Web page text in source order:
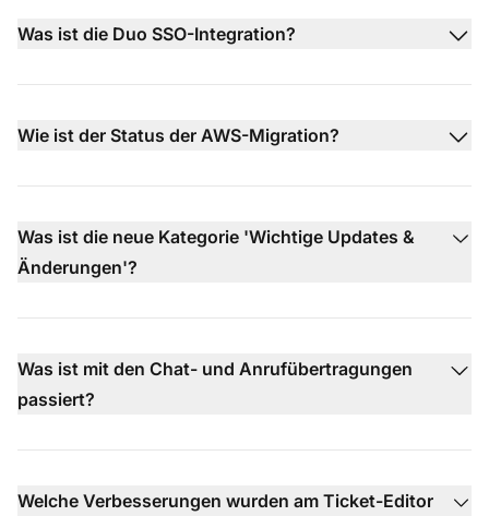
Was ist die Duo SSO-Integration?
Wie ist der Status der AWS-Migration?
Was ist die neue Kategorie 'Wichtige Updates &
Änderungen'?
Was ist mit den Chat- und Anrufübertragungen
passiert?
Welche Verbesserungen wurden am Ticket-Editor